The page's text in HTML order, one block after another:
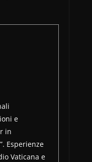
e
in
Esperienze
Vaticana e